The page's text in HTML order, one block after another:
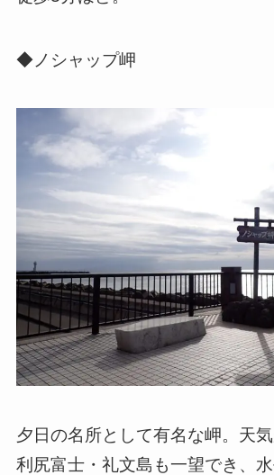
◆ノシャップ岬
夕日の名所として有名な岬。天
利尻富士・礼文島も一望でき、